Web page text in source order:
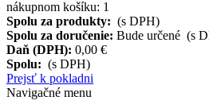
nákupnom košíku: 1
Spolu za produkty: (s DPH)
Spolu za doručenie: Bude určené (s
Daň (DPH): 0,00 €
Spolu: (s DPH)
Prejsť k pokladni
Navigačné menu